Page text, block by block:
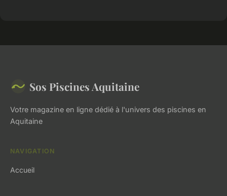
Sos Piscines Aquitaine
Votre magazine en ligne dédié à l'univers des piscines en
Aquitaine
NAVIGATION
Accueil